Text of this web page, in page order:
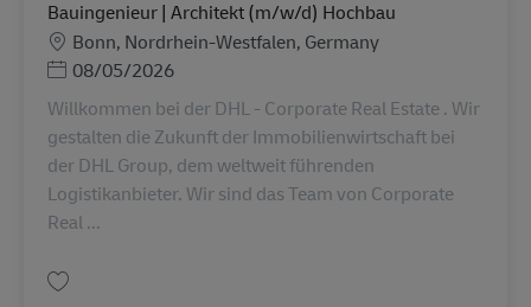
Bauingenieur | Architekt (m/w/d) Hochbau
LokasiBonn, Nordrhein-Westfalen, Germany
Posted Date
08/05/2026
Willkommen bei der DHL - Corporate Real Estate . Wir
gestalten die Zukunft der Immobilienwirtschaft bei
der DHL Group, dem weltweit führenden
Logistikanbieter. Wir sind das Team von Corporate
Real ...